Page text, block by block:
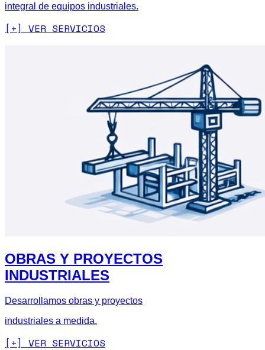
integral de equipos industriales.
[+] VER SERVICIOS
OBRAS Y PROYECTOS
INDUSTRIALES
Desarrollamos obras y proyectos
industriales a medida.
[+] VER SERVICIOS